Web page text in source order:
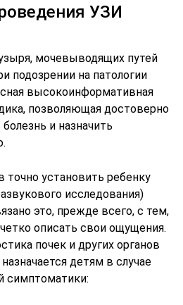
УЗИ
мочевыводящих путей
подозрении на патологии
высокоинформативная
позволяющая достоверно
и назначить
точно установить ребенку
исследования)
это, прежде всего, с тем,
описать свои ощущения.
почек и других органов
детям в случае
симптоматики: